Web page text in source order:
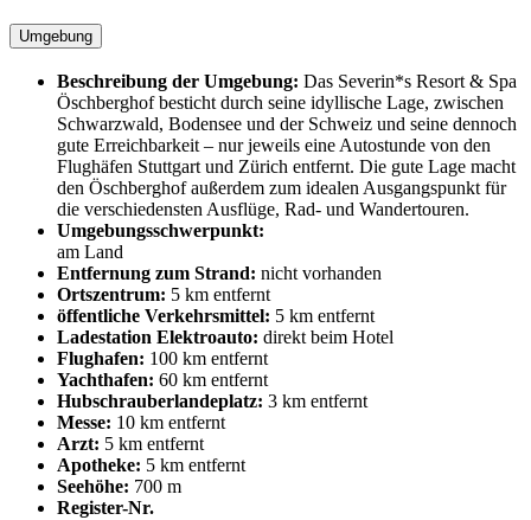
Umgebung
Beschreibung der Umgebung: Das Severin*s Resort & Spa
Öschberghof besticht durch seine idyllische Lage, zwischen
Schwarzwald, Bodensee und der Schweiz und seine dennoch
gute Erreichbarkeit – nur jeweils eine Autostunde von den
Flughäfen Stuttgart und Zürich entfernt. Die gute Lage macht
den Öschberghof außerdem zum idealen Ausgangspunkt für
die verschiedensten Ausflüge, Rad- und Wandertouren.
Umgebungsschwerpunkt:
am Land
Entfernung zum Strand: nicht vorhanden
Ortszentrum: 5 km entfernt
öffentliche Verkehrsmittel: 5 km entfernt
Ladestation Elektroauto: direkt beim Hotel
Flughafen: 100 km entfernt
Yachthafen: 60 km entfernt
Hubschrauberlandeplatz: 3 km entfernt
Messe: 10 km entfernt
Arzt: 5 km entfernt
Apotheke: 5 km entfernt
Seehöhe: 700 m
Register-Nr.